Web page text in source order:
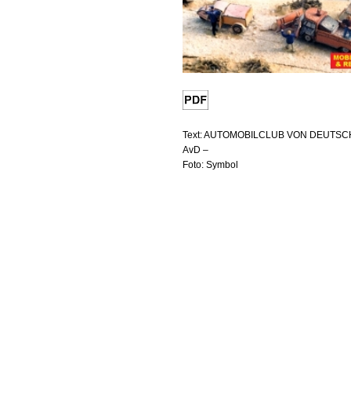
Text: AUTOMOBILCLUB VON
AvD –
Foto: Symbol